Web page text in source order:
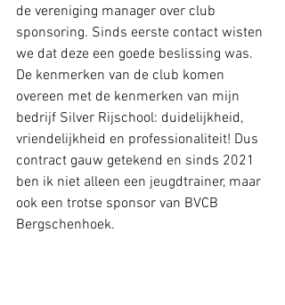
de vereniging manager over club
sponsoring. Sinds eerste contact wisten
we dat deze een goede beslissing was.
De kenmerken van de club komen
overeen met de kenmerken van mijn
bedrijf Silver Rijschool: duidelijkheid,
vriendelijkheid en professionaliteit! Dus
contract gauw getekend en sinds 2021
ben ik niet alleen een jeugdtrainer, maar
ook een trotse sponsor van BVCB
Bergschenhoek.